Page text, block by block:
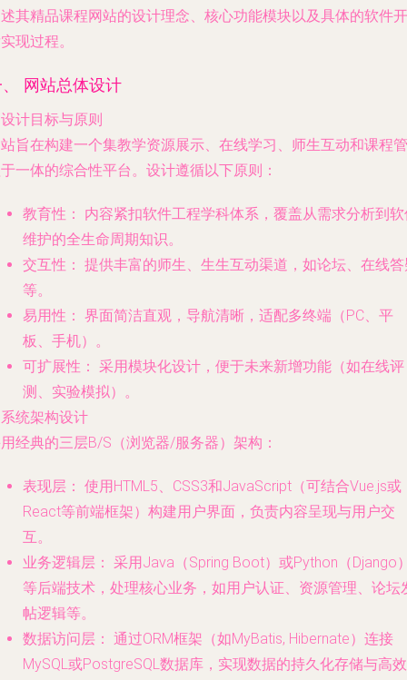
其精品课程网站的设计理念、核心功能模块以及具体的软件开
现过程。
网站总体设计
计目标与原则
旨在构建一个集教学资源展示、在线学习、师生互动和课程管
一体的综合性平台。设计遵循以下原则：
教育性：
内容紧扣软件工程学科体系，覆盖从需求分析到
维护的全生命周期知识。
交互性： 提供丰富的师生、生生互动渠道，如论坛、在线
等。
易用性： 界面简洁直观，导航清晰，适配多终端（PC、平
板、手机）。
可扩展性： 采用模块化设计，便于未来新增功能（如在线评
测、实验模拟）。
统架构设计
经典的三层B/S（浏览器/服务器）架构：
表现层： 使用HTML5、CSS3和JavaScript（可结合Vue.js或
React等前端框架）构建用户界面，负责内容呈现与用户交
互。
业务逻辑层： 采用Java（Spring Boot）或Python（Django
等后端技术，处理核心业务，如用户认证、资源管理、论坛
帖逻辑等。
数据访问层： 通过ORM框架（如MyBatis, Hibernate）连接
MySQL或PostgreSQL数据库，实现数据的持久化存储与高效